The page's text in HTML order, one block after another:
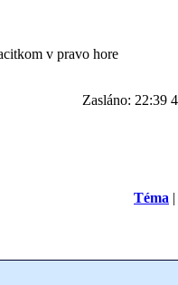
v pravo hore
Zasláno: 22:39
Téma |